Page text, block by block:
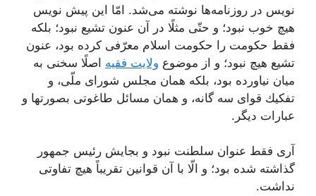
نویس در روزنامه‌ها نوشته مى‌شد. امّا این پیش نویس
هیچ خوب نبود؛ و حتّى مثلًا در آن عنون تشیع نبود؛ بلكه
فقط حكومت را حكومت اسلام معرّفى كرده بود، عنون
تشیع هیچ نبود؛ و از موضوع ولایت فقیه اصلًا سخنى به
میان نیاورده بود، بلكه همان مجلس شوراى ملّى، و
تفكیك قواى سه گانه، و همان مسائل طاغوتى بصورتها و
عبارات دیگر.
آرى فقط عنوان سلطنت نبود و بجایش رئیس جمهور
گذاشته شده بود؛ و الّا با آن قوانین تقریباً هیچ تفاوتى
نداشت.